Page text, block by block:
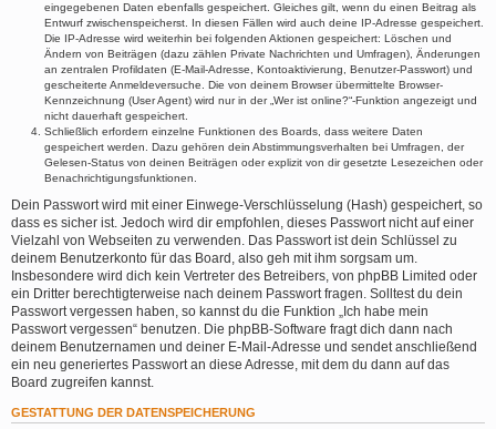
eingegebenen Daten ebenfalls gespeichert. Gleiches gilt, wenn du einen Beitrag als
Entwurf zwischenspeicherst. In diesen Fällen wird auch deine IP-Adresse gespeichert.
Die IP-Adresse wird weiterhin bei folgenden Aktionen gespeichert: Löschen und
Ändern von Beiträgen (dazu zählen Private Nachrichten und Umfragen), Änderungen
an zentralen Profildaten (E-Mail-Adresse, Kontoaktivierung, Benutzer-Passwort) und
gescheiterte Anmeldeversuche. Die von deinem Browser übermittelte Browser-
Kennzeichnung (User Agent) wird nur in der „Wer ist online?“-Funktion angezeigt und
nicht dauerhaft gespeichert.
Schließlich erfordern einzelne Funktionen des Boards, dass weitere Daten
gespeichert werden. Dazu gehören dein Abstimmungsverhalten bei Umfragen, der
Gelesen-Status von deinen Beiträgen oder explizit von dir gesetzte Lesezeichen oder
Benachrichtigungsfunktionen.
Dein Passwort wird mit einer Einwege-Verschlüsselung (Hash) gespeichert, so
dass es sicher ist. Jedoch wird dir empfohlen, dieses Passwort nicht auf einer
Vielzahl von Webseiten zu verwenden. Das Passwort ist dein Schlüssel zu
deinem Benutzerkonto für das Board, also geh mit ihm sorgsam um.
Insbesondere wird dich kein Vertreter des Betreibers, von phpBB Limited oder
ein Dritter berechtigterweise nach deinem Passwort fragen. Solltest du dein
Passwort vergessen haben, so kannst du die Funktion „Ich habe mein
Passwort vergessen“ benutzen. Die phpBB-Software fragt dich dann nach
deinem Benutzernamen und deiner E-Mail-Adresse und sendet anschließend
ein neu generiertes Passwort an diese Adresse, mit dem du dann auf das
Board zugreifen kannst.
GESTATTUNG DER DATENSPEICHERUNG